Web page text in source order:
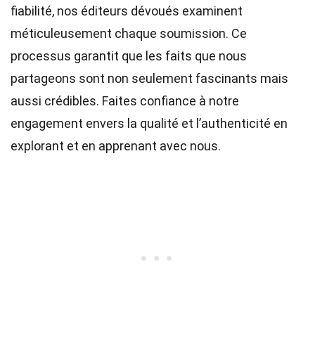
fiabilité, nos éditeurs dévoués examinent
méticuleusement chaque soumission. Ce
processus garantit que les faits que nous
partageons sont non seulement fascinants mais
aussi crédibles. Faites confiance à notre
engagement envers la qualité et l’authenticité en
explorant et en apprenant avec nous.